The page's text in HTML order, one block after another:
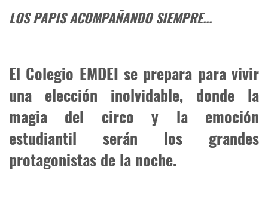
LOS PAPIS ACOMPAÑANDO SIEMPRE...
El Colegio EMDEI se prepara para vivir
una elección inolvidable, donde la
magia del circo y la emoción
estudiantil serán los grandes
protagonistas de la noche.